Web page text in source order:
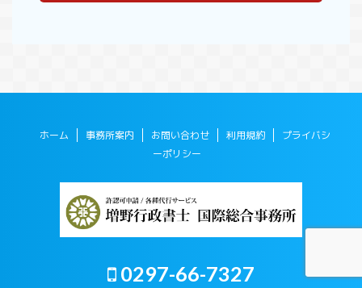
ホーム 事務所案内 お問い合わせ 利用規約
プライバシ
ーポリシー
0297-66-7327